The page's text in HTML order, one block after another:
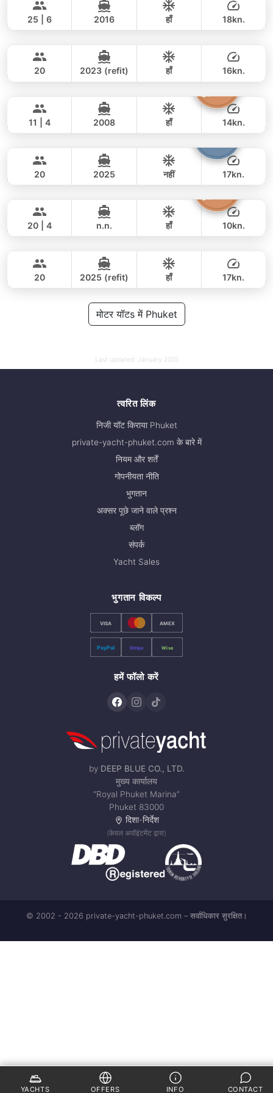
हैं।
LEOPARD 51FT
111,800 THB
25 | 6 2016 हाँ 18kn.
AZIMUT 50FT
122,000 THB
105,900 THB
20 2023 (refit) हाँ 16kn.
AZIMUT 50FT
117,000 THB
78,900 THB
11 | 4 2008 हाँ 14kn.
CUSTOM BUILD 50FT
88,000 THB
70,600 THB
20 2025 नहीं 17kn.
GRAND BANKS 54FT
61,200 THB
20 | 4 n.n. हाँ 10kn.
RIVIER BOAT INDUSTRIAL 55FT
20 2025 (refit) हाँ 17kn.
मोटर यॉटs में Phuket
Last updated: January 2025
त्वरित लिंक
निजी यॉट किराया Phuket
private-yacht-phuket.com के बारे में
नियम और शर्तें
गोपनीयता नीति
भुगतान
अक्सर पूछे जाने वाले प्रश्न
ब्लॉग
संपर्क
Yacht Sales
भुगतान विकल्प
VISA AMEX
PayPal Stripe Wise
हमें फॉलो करें
by DEEP BLUE CO., LTD.
मुख्य कार्यालय
“Royal Phuket Marina”
Phuket 83000
दिशा-निर्देश
(केवल अपॉइंटमेंट द्वारा)
© 2002 - 2026 private-yacht-phuket.com – सर्वाधिकार सुरक्षित।
YACHTS OFFERS INFO CONTACT